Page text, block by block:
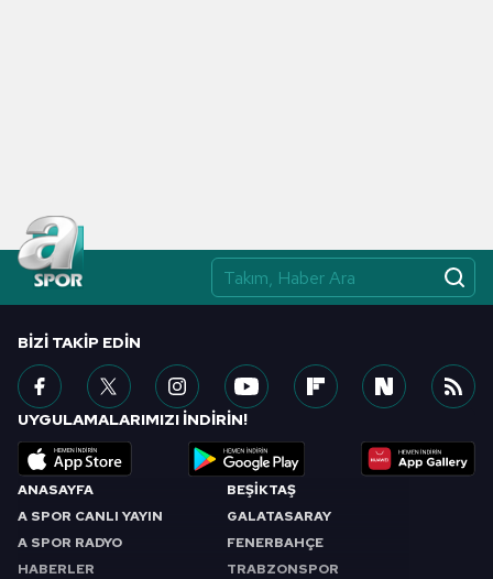
ANASAYFA
A SPOR CANLI YAYIN
A SPOR RADYO
HABERLER
BEŞİKTAŞ
GALATASARAY
FENERBAHÇE
TRABZONSPOR
BIZI TAKIP EDIN
UYGULAMALARIMIZI İNDİRİN!